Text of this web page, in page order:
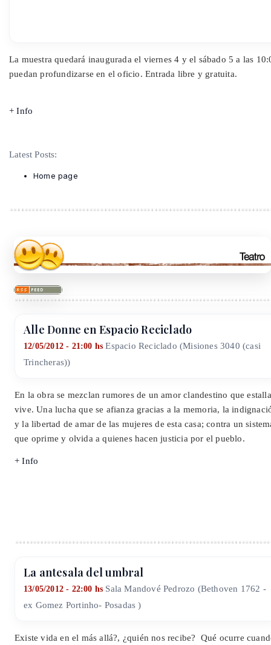
La muestra quedará inaugurada el viernes 4 y el sábado 5 a las
puedan profundizarse en el oficio. Entrada libre y gratuita.
+ Info
Latest Posts:
Home page
Alle Donne en Espacio Reciclado
12/05/2012 - 21:00 hs Espacio Reciclado (Misiones 3040 (casi
Trincheras))
En la obra se mezclan rumores de un amor clandestino que
vive. Una lucha que se afianza gracias a la memoria, la
y la libertad de amar de las mujeres de esta casa; contra un
que oprime y olvida a quienes hacen justicia por el pueblo.
+ Info
La antesala del umbral
13/05/2012 - 22:00 hs Sala Mandové Pedrozo (Bethoven 1762 -
ex Gomez Portinho- Posadas )
Existe vida en el más allá?, ¿quién nos recibe? Qué ocurre